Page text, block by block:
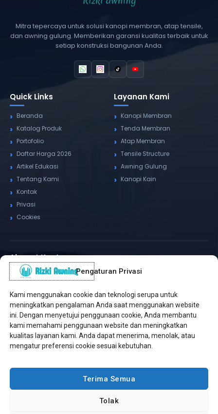
Pengaturan Privasi
Kami menggunakan cookie dan teknologi serupa untuk
meningkatkan pengalaman Anda saat menggunakan website
ini. Dengan menyetujui penggunaan cookie, Anda membantu
kami memahami penggunaan website dan meningkatkan
kualitas layanan kami. Anda dapat menerima, menolak, atau
mengatur preferensi cookie sesuai kebutuhan.
Terima Semua
Tolak
Mitra tepercaya untuk solusi kanopi membran, atap tensile,
dan awning gulung. Memberikan garansi kualitas terbaik untuk
setiap konstruksi bangunan Anda.
Quick Links
Beranda
Katalog Produk
Portofolio
Daftar Harga 2026
Artikel Edukasi
Tentang Kami
Kontak
Privasi
Cookies
Layanan Kami
Kanopi Membran
Tenda Membran
Atap Membran
Tensile Structure
Awning Gulung
Kanopi Kain
Alamat Kantor
✆ WhatsApp / Telepon
Pusat Sukabumi
Sukamanis, Kadudampit, Sukabumi
Cabang Jakarta
Kembangan, Jakarta Barat
Sektor A3, Tangerang Selatan